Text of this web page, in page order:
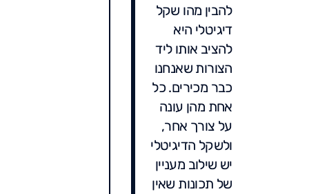
להבין מהו שקל
דיגיטלי היא
להציב אותו ליד
הצורות שאנחנו
כבר מכירים. כל
אחת מהן עונה
על צורך אחר,
ולשקל הדיגיטלי
יש שילוב מעניין
של תכונות שאין